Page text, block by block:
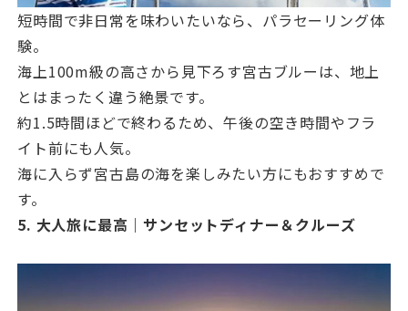
短時間で非日常を味わいたいなら、パラセーリング体
験。
海上100m級の高さから見下ろす宮古ブルーは、地上
とはまったく違う絶景です。
約1.5時間ほどで終わるため、午後の空き時間やフラ
イト前にも人気。
海に入らず宮古島の海を楽しみたい方にもおすすめで
す。
5. 大人旅に最高｜サンセットディナー＆クルーズ